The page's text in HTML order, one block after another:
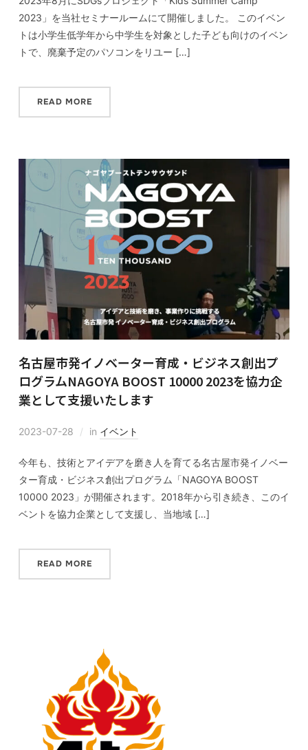
2023」を当社セミナールームにて開催しました。 このイベン
トは小学生低学年から中学生を対象とした子ども向けのイベン
トで、廃棄予定のパソコンをリユー […]
READ MORE
名古屋市発イノベーター育成・ビジネス創出プ
ログラムNAGOYA BOOST 10000 2023を協力企
業として支援いたします
2023-07-28 in イベント
今年も、技術とアイデアを磨き人を育てる名古屋市発イノベー
ター育成・ビジネス創出プログラム「NAGOYA BOOST
10000 2023」が開催されます。2018年から引き続き、このイ
ベントを協力企業として支援し、当地域 […]
READ MORE